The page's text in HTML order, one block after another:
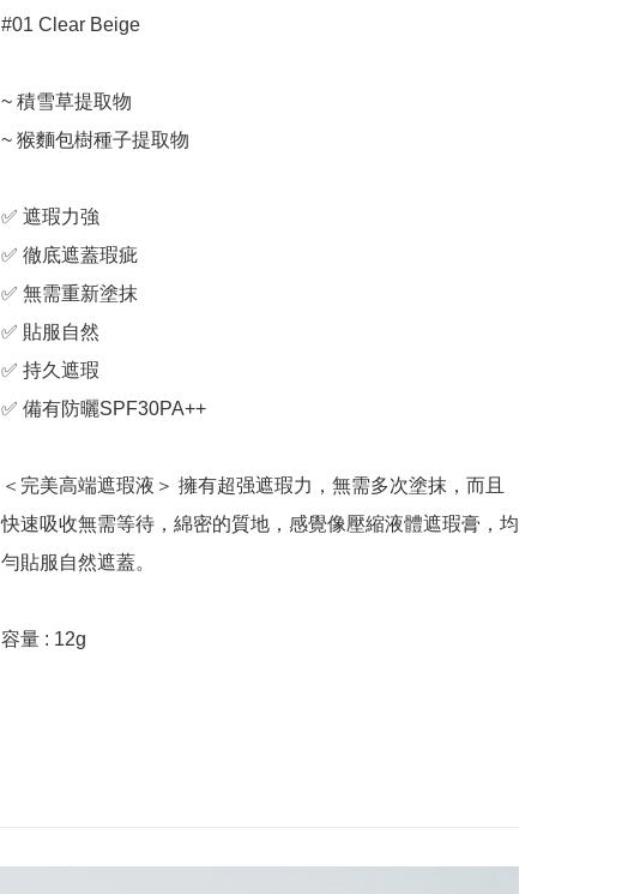
#01 Clear Beige
~ 積雪草提取物
~ 猴麵包樹種子提取物
✅ 遮瑕力強
✅ 徹底遮蓋瑕疵
✅ 無需重新塗抹
✅ 貼服自然
✅ 持久遮瑕
✅ 備有防曬SPF30PA++
＜完美高端遮瑕液＞ 擁有超强遮瑕力，無需多次塗抹，而且
快速吸收無需等待，綿密的質地，感覺像壓縮液體遮瑕膏，均
勻貼服自然遮蓋。
容量 : 12g